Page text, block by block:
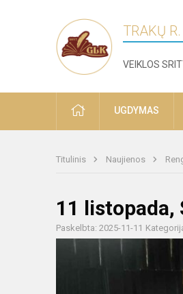
TRAKŲ
VEIKLOS
PRADŽIAUGDYMAS
Titulinis Naujienos
11 listopada,
Paskelbta: 2025-11-11